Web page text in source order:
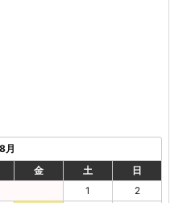
月
金 土
日
1
2